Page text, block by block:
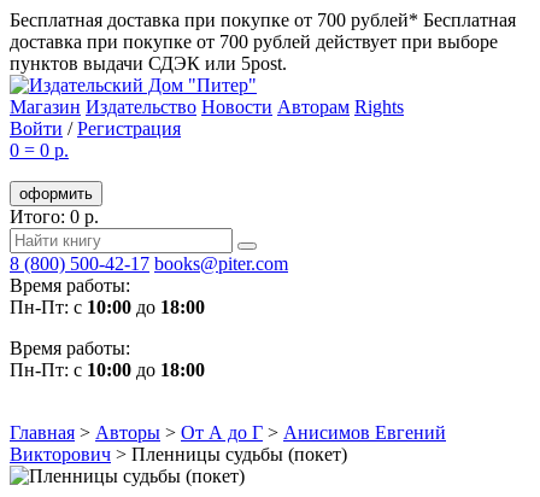
Бесплатная доставка при покупке от 700 рублей* Бесплатная
доставка при покупке от 700 рублей действует при выборе
пунктов выдачи СДЭК или 5post.
Магазин Издательство Новости Авторам Rights
Войти /Регистрация
0 = 0 р.
оформить
Итого: 0 р.
8 (800) 500-42-17 books@piter.com
Время работы:
Пн-Пт: с 10:00 до 18:00
Время работы:
Пн-Пт: с 10:00 до 18:00
Главная > Авторы > От А до Г > Анисимов Евгений
Викторович > Пленницы судьбы (покет)